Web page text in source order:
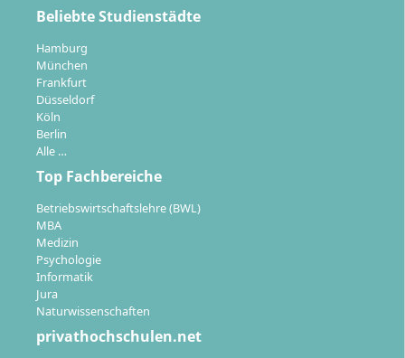
Beliebte Studienstädte
Hamburg
München
Frankfurt
Düsseldorf
Köln
Berlin
Alle …
Top Fachbereiche
Betriebswirtschaftslehre (BWL)
MBA
Medizin
Psychologie
Informatik
Jura
Naturwissenschaften
privathochschulen.net